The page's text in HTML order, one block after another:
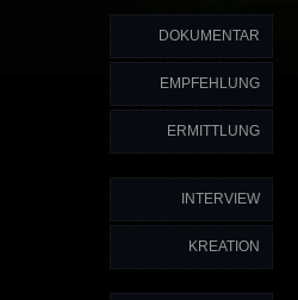
DOKUMENTAR
EMPFEHLUNG
ERMITTLUNG
INTERVIEW
KREATION